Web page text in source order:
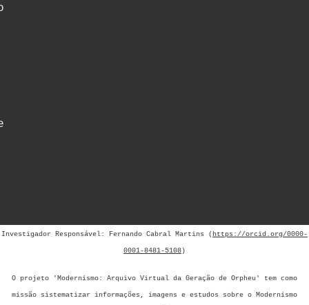
Investigador Responsável: Fernando Cabral Martins ( https://orcid.org/0000-
0001-8481-5108)
O projeto 'Modernismo: Arquivo Virtual da Geração de Orpheu' tem como
missão sistematizar informações, imagens e estudos sobre o Modernismo